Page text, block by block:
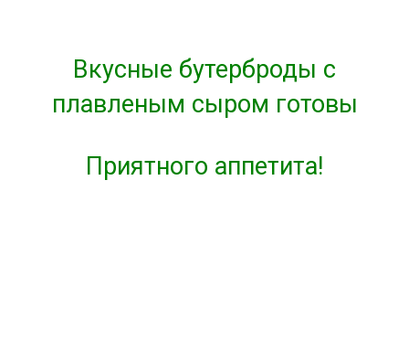
Вкусные бутерброды с
плавленым сыром готовы
Приятного аппетита!